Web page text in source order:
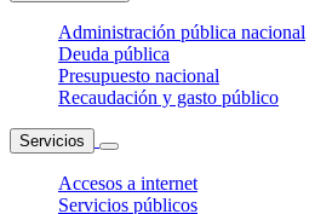
Administración pública nacional
Deuda pública
Presupuesto nacional
Recaudación y gasto público
Servicios
Accesos a internet
Servicios públicos